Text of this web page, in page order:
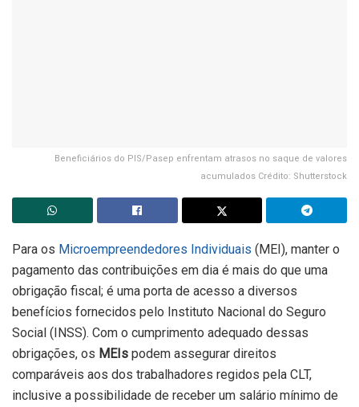
Beneficiários do PIS/Pasep enfrentam atrasos no saque de valores
acumulados Crédito: Shutterstock
Para os Microempreendedores Individuais (MEI), manter o
pagamento das contribuições em dia é mais do que uma
obrigação fiscal; é uma porta de acesso a diversos
benefícios fornecidos pelo Instituto Nacional do Seguro
Social (INSS). Com o cumprimento adequado dessas
obrigações, os MEIs podem assegurar direitos
comparáveis aos dos trabalhadores regidos pela CLT,
inclusive a possibilidade de receber um salário mínimo de